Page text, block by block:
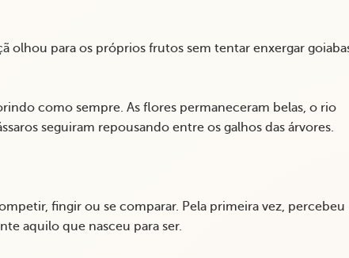
olhou para os próprios frutos sem tentar enxergar
como sempre. As flores permaneceram belas, o rio
seguiram repousando entre os galhos das árvores.
fingir ou se comparar. Pela primeira vez, percebeu
aquilo que nasceu para ser.